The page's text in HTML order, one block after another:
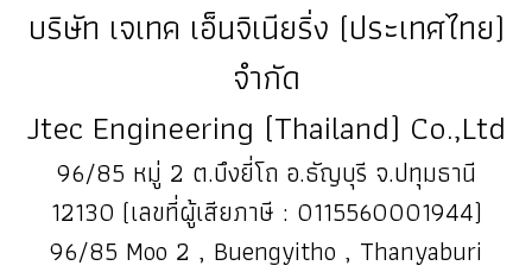
บริษัท เจเทค เอ็นจิเนียริ่ง (ประเทศไทย)
จำกัด
Jtec Engineering (Thailand) Co.,Ltd
96/85 หมู่ 2 ต.บึงยี่โถ อ.ธัญบุรี จ.ปทุมธานี
12130 (เลขที่ผู้เสียภาษี : 0115560001944)
96/85 Moo 2 , Buengyitho , Thanyaburi